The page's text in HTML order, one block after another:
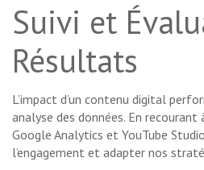
Suivi et
Résultats
L’impact d’un contenu digital
analyse des données. En
Google Analytics et YouTube
l’engagement et adapter nos